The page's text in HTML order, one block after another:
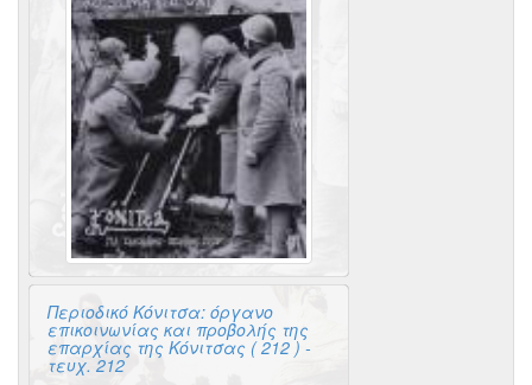
Περιοδικό Κόνιτσα: όργανο
επικοινωνίας και προβολής της
επαρχίας της Κόνιτσας ( 212 ) -
τευχ. 212